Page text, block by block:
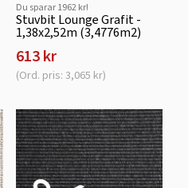
Du sparar 1962 kr!
Stuvbit Lounge Grafit -
1,38x2,52m (3,4776m2)
613 kr
(Ord. pris: 3,065 kr)